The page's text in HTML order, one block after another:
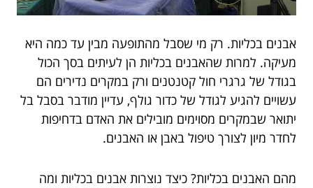
אבנים בכליות. רק מי שסבל מהתופעה מבין עד כמה היא
מעיקה. למרות שהאבנים בכליות הן לעיתים בסך הכול
בגודל של גרגרי חול קטנטנים ורק במקרים נדירים הם
עשויים להגיע לגודל של כדור גולף, עדיין מודבר בסבל בל
יתואר שבמקרים מסוימים מובילים את האדם בדחיפות
לחדר מיון לצורך טיפול באבן או האבנים.
מהם האבנים בכליות? כיצד נוצרות אבנים בכליות ומה